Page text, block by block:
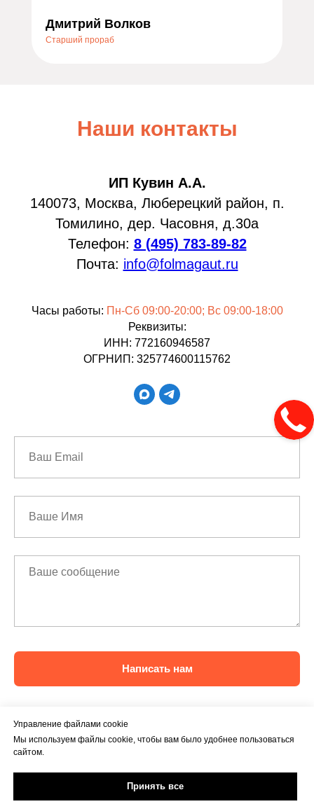
экстренному случаю — очень приятно.
Порадовало отношение: не стали
Дмитрий Волков
Старший прораб
Наши контакты
ИП Кувин А.А.
140073, Москва, Люберецкий район, п.
Томилино, дер. Часовня, д.30а
Телефон: 8 (495) 783-89-82
Почта: info@folmagaut.ru
Часы работы: Пн-Сб 09:00-20:00; Вс 09:00-18:00
Реквизиты:
ИНН: 772160946587
ОГРНИП: 325774600115762
Написать нам
Управление файлами cookie
Мы используем файлы cookie, чтобы вам было удобнее пользоваться
сайтом.
Принять все